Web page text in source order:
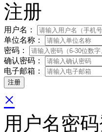
注册
用户名：
单位名称：
密码：
确认密码：
电子邮箱：
×
用户名密